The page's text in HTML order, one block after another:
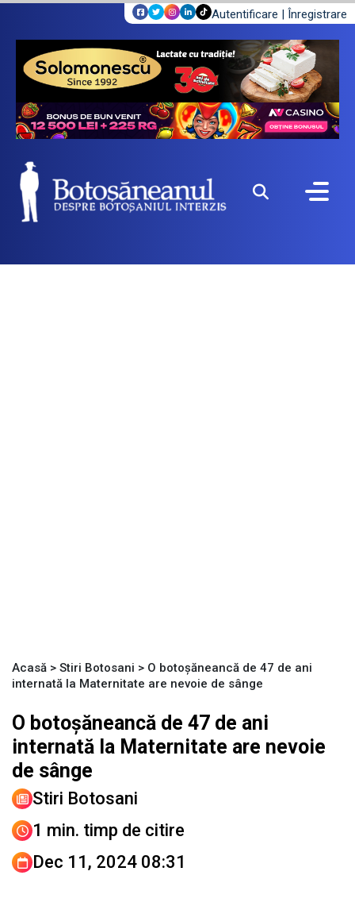
Autentificare | Înregistrare
Acasă > Stiri Botosani > O botoșăneancă de 47 de ani
internată la Maternitate are nevoie de sânge
O botoșăneancă de 47 de ani
internată la Maternitate are nevoie
de sânge
Stiri Botosani
1 min. timp de citire
Dec 11, 2024 08:31